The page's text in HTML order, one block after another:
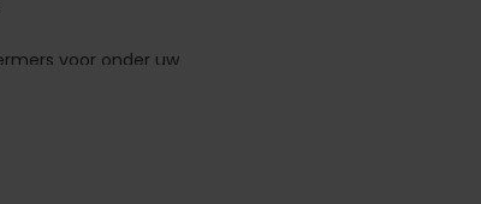
voor onder uw
geen
verzekerd. Uw